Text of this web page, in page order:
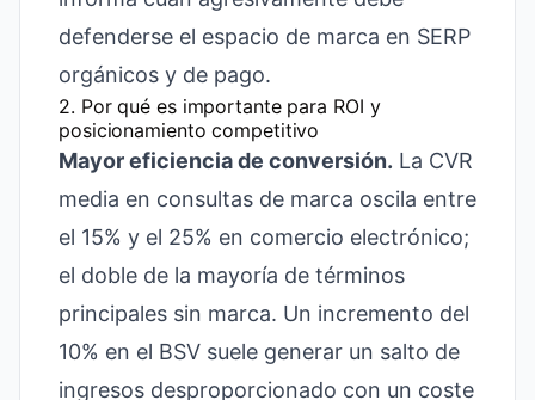
defenderse el espacio de marca en SERP
orgánicos y de pago.
2. Por qué es importante para ROI y
posicionamiento competitivo
Mayor eficiencia de conversión. La CVR
media en consultas de marca oscila entre
el 15% y el 25% en comercio electrónico;
el doble de la mayoría de términos
principales sin marca. Un incremento del
10% en el BSV suele generar un salto de
ingresos desproporcionado con un coste